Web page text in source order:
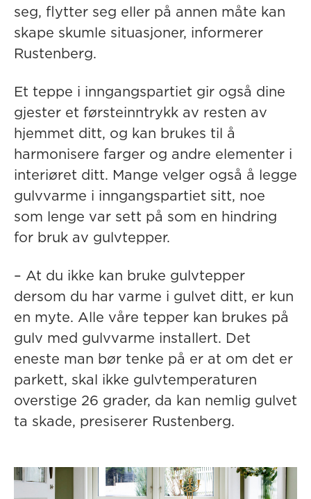
seg, flytter seg eller på annen måte kan
skape skumle situasjoner, informerer
Rustenberg.
Et teppe i inngangspartiet gir også dine
gjester et førsteinntrykk av resten av
hjemmet ditt, og kan brukes til å
harmonisere farger og andre elementer i
interiøret ditt. Mange velger også å legge
gulvvarme i inngangspartiet sitt, noe
som lenge var sett på som en hindring
for bruk av gulvtepper.
– At du ikke kan bruke gulvtepper
dersom du har varme i gulvet ditt, er kun
en myte. Alle våre tepper kan brukes på
gulv med gulvvarme installert. Det
eneste man bør tenke på er at om det er
parkett, skal ikke gulvtemperaturen
overstige 26 grader, da kan nemlig gulvet
ta skade, presiserer Rustenberg.